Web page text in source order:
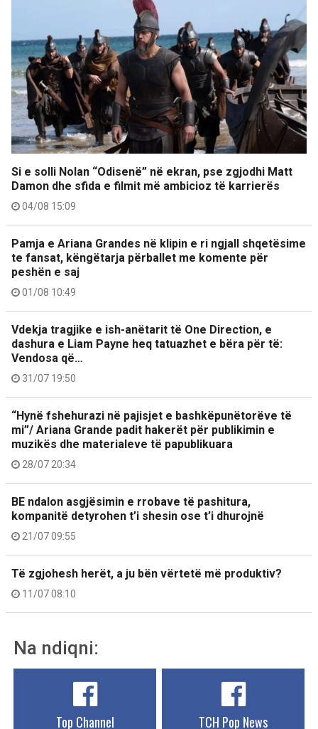
Si e solli Nolan “Odisenë” në ekran, pse zgjodhi Matt
Damon dhe sfida e filmit më ambicioz të karrierës
04/08 15:09
Pamja e Ariana Grandes në klipin e ri ngjall shqetësime
te fansat, këngëtarja përballet me komente për
peshën e saj
01/08 10:49
Vdekja tragjike e ish-anëtarit të One Direction, e
dashura e Liam Payne heq tatuazhet e bëra për të:
Vendosa që…
31/07 19:50
“Hynë fshehurazi në pajisjet e bashkëpunëtorëve të
mi”/ Ariana Grande padit hakerët për publikimin e
muzikës dhe materialeve të papublikuara
28/07 20:34
BE ndalon asgjësimin e rrobave të pashitura,
kompanitë detyrohen t’i shesin ose t’i dhurojnë
21/07 09:55
Të zgjohesh herët, a ju bën vërtetë më produktiv?
11/07 08:10
Na ndiqni:
Top Channel TCH Pop News